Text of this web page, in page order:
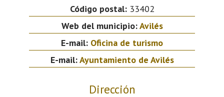
Código postal:33402
Web del municipio:Avilés
E-mail: Oficina de turismo
E-mail:Ayuntamiento de Avilés
Dirección